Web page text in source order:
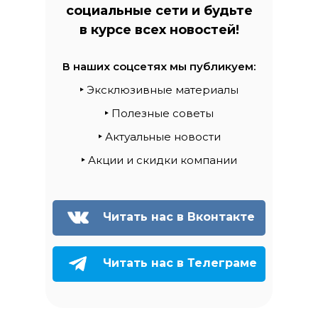
социальные сети и будьте
в курсе всех новостей!
‣ Акции и скидки компании
‣ Актуальные новости
‣ Полезные советы
‣ Эксклюзивные материалы
В наших соцсетях мы публикуем:
Читать нас в Вконтакте
Читать нас в Телеграме